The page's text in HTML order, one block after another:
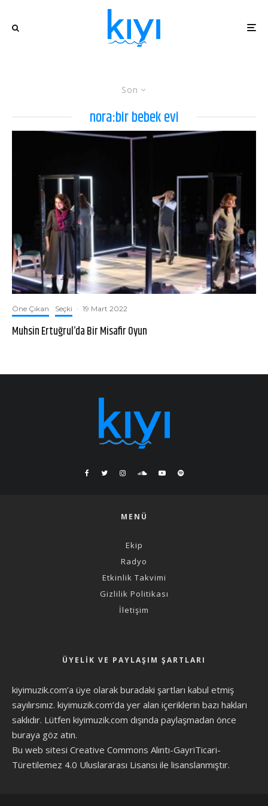
Son
nora:bir bebek evi
Öne Çıkan Seçki · 19 Mart 2022
Muhsin Ertuğrul’da Bir Misafir Oyun
MENÜ
Ekip
Radyo
Etkinlik Takvimi
Gizlilik Politikası
İletişim
ÜYELIK VE PAYLAŞIM ŞARTLARI
kiyimuzik.com’a üye olarak buradaki şartları kabul etmiş
sayılırsınız. kiyimuzik.com’da yer alan içeriklerin bazı hakları
saklıdır. Lütfen kiyimuzik.com dışında paylaşmadan önce
buraya göz atın.
Bu web sitesi Creative Commons Alıntı-GayriTicari-
Türetilemez 4.0 Uluslararası Lisansı ile lisanslanmıştır.